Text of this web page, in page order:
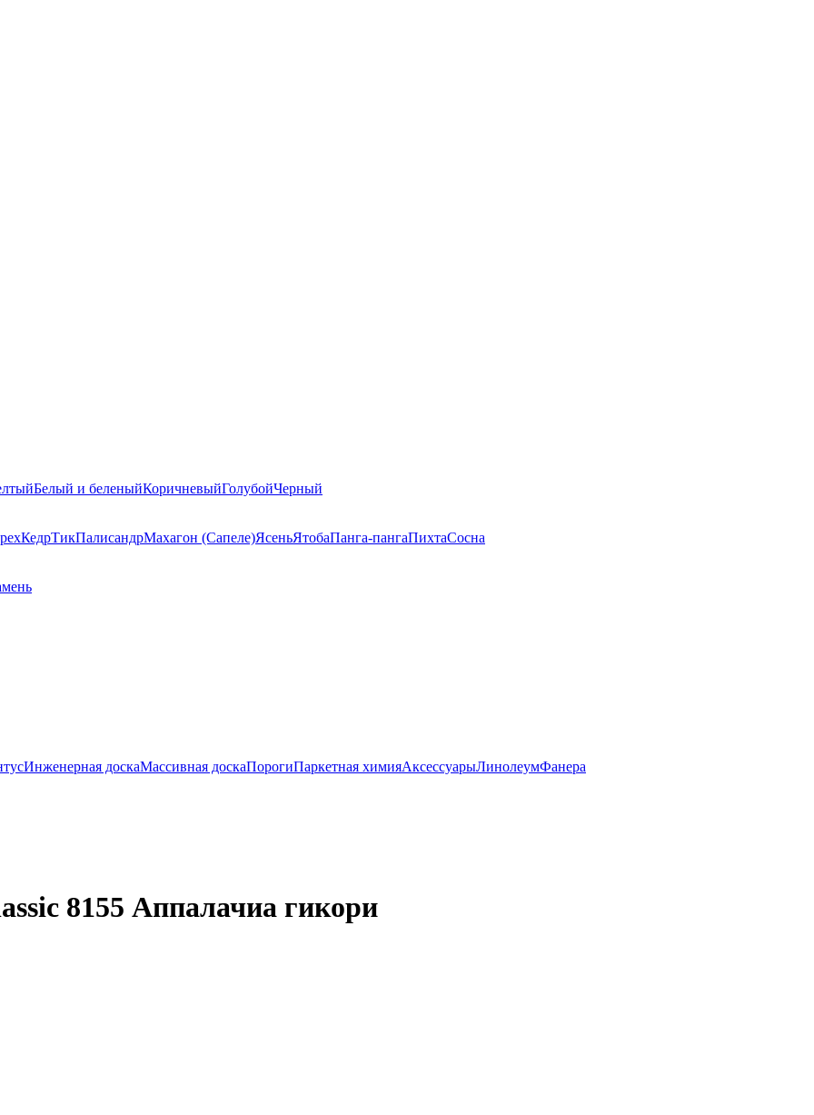
Белый и беленыйКоричневыйГолубойЧерный
КедрТикПалисандрМахагон (Сапеле)ЯсеньЯтобаПанга-пангаПихтаСосна
Инженерная доскаМассивная доскаПорогиПаркетная химияАксессуарыЛинолеумФанера
8155 Аппалачиа гикори